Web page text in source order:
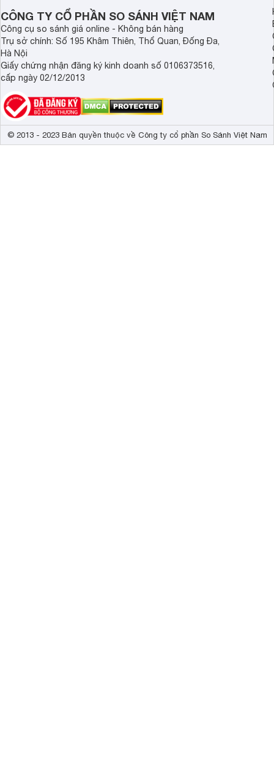
gửi gắm lời chúc an lành và viên mãn.
CÔNG TY CỔ PHẦN SO SÁNH VIỆT NAM
Công cụ so sánh giá online - Không bán hàng
Trụ sở chính: Số 195 Khâm Thiên, Thổ Quan, Đống Đa,
Hà Nội
Giấy chứng nhận đăng ký kinh doanh số 0106373516,
cấp ngày 02/12/2013
© 2013 - 2023 Bản quyền thuộc về Công ty cổ phần So Sánh Việt Nam